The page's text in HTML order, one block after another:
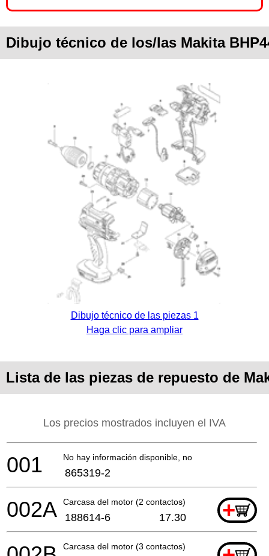
Dibujo técnico de los/las Makita
Dibujo técnico de las piezas 1
Haga clic para ampliar
Lista de las piezas de repuesto de
Los precios mostrados incluyen el IVA
No hay información disponible, no se puede pedir
001 865319-2
Carcasa del motor (2 contactos) +
002A 188614-6 17.30
Carcasa del motor (3 contactos)